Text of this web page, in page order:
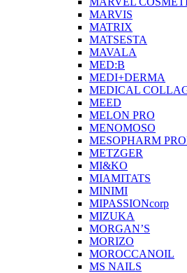
MARVIS
MATRIX
MATSESTA
MAVALA
MED:B
MEDI+DERMA
MEDICAL
MEED
MELON PRO
MENOMOSO
MESOPHARM
METZGER
MI&KO
MIAMITATS
MINIMI
MIPASSIONcorp
MIZUKA
MORGAN’S
MORIZO
MOROCCANOIL
MS NAILS